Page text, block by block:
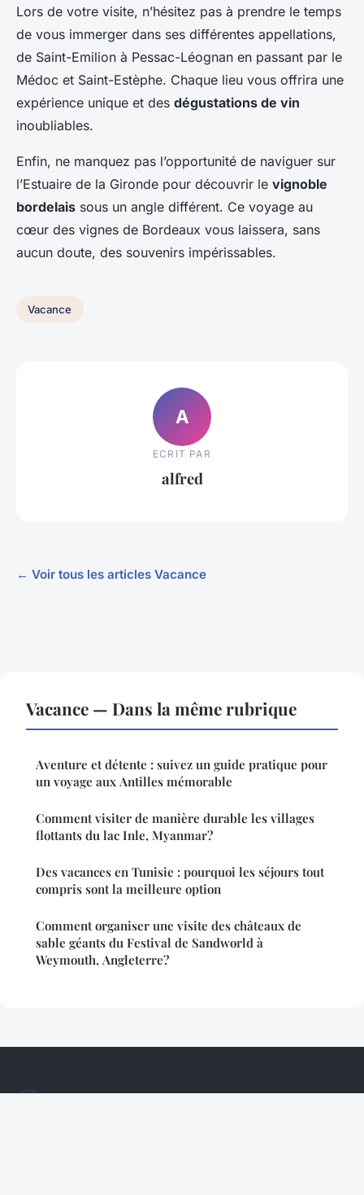
Lors de votre visite, n’hésitez pas à prendre le temps
de vous immerger dans ses différentes appellations,
de Saint-Emilion à Pessac-Léognan en passant par le
Médoc et Saint-Estèphe. Chaque lieu vous offrira une
expérience unique et des dégustations de vin
inoubliables.
Enfin, ne manquez pas l’opportunité de naviguer sur
l’Estuaire de la Gironde pour découvrir le vignoble
bordelais sous un angle différent. Ce voyage au
cœur des vignes de Bordeaux vous laissera, sans
aucun doute, des souvenirs impérissables.
Vacance
A
ECRIT PAR
alfred
← Voir tous les articles Vacance
Vacance — Dans la même rubrique
Aventure et détente : suivez un guide pratique pour
un voyage aux Antilles mémorable
Comment visiter de manière durable les villages
flottants du lac Inle, Myanmar?
Des vacances en Tunisie : pourquoi les séjours tout
compris sont la meilleure option
Comment organiser une visite des châteaux de
sable géants du Festival de Sandworld à
Weymouth, Angleterre?
Gitelepastel